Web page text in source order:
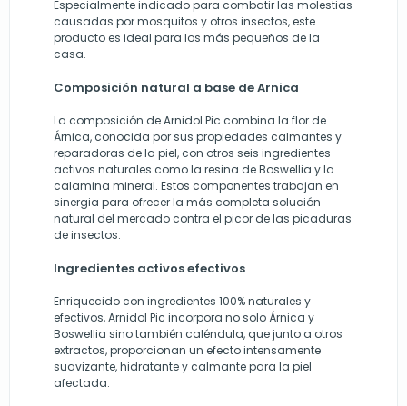
Especialmente indicado para combatir las molestias
causadas por mosquitos y otros insectos, este
producto es ideal para los más pequeños de la
casa.
Composición natural a base de Arnica
La composición de Arnidol Pic combina la flor de
Árnica, conocida por sus propiedades calmantes y
reparadoras de la piel, con otros seis ingredientes
activos naturales como la resina de Boswellia y la
calamina mineral. Estos componentes trabajan en
sinergia para ofrecer la más completa solución
natural del mercado contra el picor de las picaduras
de insectos.
Ingredientes activos efectivos
Enriquecido con ingredientes 100% naturales y
efectivos, Arnidol Pic incorpora no solo Árnica y
Boswellia sino también caléndula, que junto a otros
extractos, proporcionan un efecto intensamente
suavizante, hidratante y calmante para la piel
afectada.